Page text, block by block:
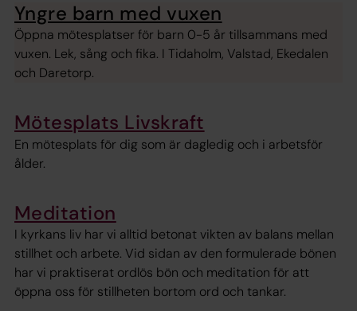
Yngre barn med vuxen
Öppna mötesplatser för barn 0-5 år tillsammans med
vuxen. Lek, sång och fika. I Tidaholm, Valstad, Ekedalen
och Daretorp.
Mötesplats Livskraft
En mötesplats för dig som är dagledig och i arbetsför
ålder.
Meditation
I kyrkans liv har vi alltid betonat vikten av balans mellan
stillhet och arbete. Vid sidan av den formulerade bönen
har vi praktiserat ordlös bön och meditation för att
öppna oss för stillheten bortom ord och tankar.